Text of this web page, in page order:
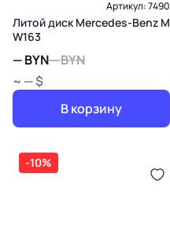
Артикул:7490
Литой диск Mercedes-Benz M
W163
—BYN—BYN
~ — $
В корзину
-10%